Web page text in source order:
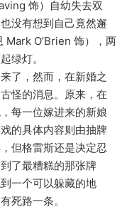
饰）自幼失去双
没有想到自己竟然邂
Mark O’Brien 饰），两
绿灯。
了，然而，在新婚之
怪的消息。原来，在
每一位嫁进来的新娘
的具体内容则由抽牌
但格雷斯还是决定忍
了最糟糕的那张牌
一个可以躲藏的地
死路一条。